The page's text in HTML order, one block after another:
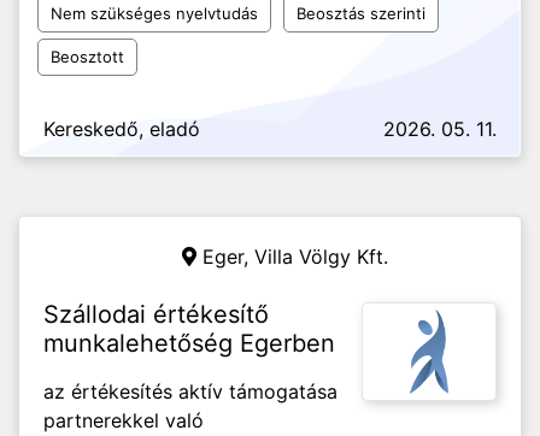
Nem szükséges nyelvtudás Beosztás szerinti
Beosztott
Kereskedő, eladó 2026. 05. 11.
Eger, Villa Völgy Kft.
Szállodai értékesítő
munkalehetőség Egerben
az értékesítés aktív támogatása
partnerekkel való